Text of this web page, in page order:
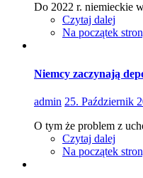
Do 2022 r. niemieckie
Czytaj dalej
Na początek
Niemcy zaczynają
admin 25. Październik
O tym że problem z
Czytaj dalej
Na początek